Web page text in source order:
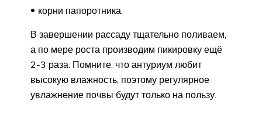
корни папоротника.
В завершении рассаду тщательно поливаем,
а по мере роста производим пикировку ещё
2-3 раза. Помните, что антуриум любит
высокую влажность, поэтому регулярное
увлажнение почвы будут только на пользу.